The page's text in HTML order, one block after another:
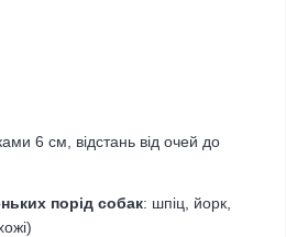
6 см, відстань від очей до
порід собак: шпіц, йорк,